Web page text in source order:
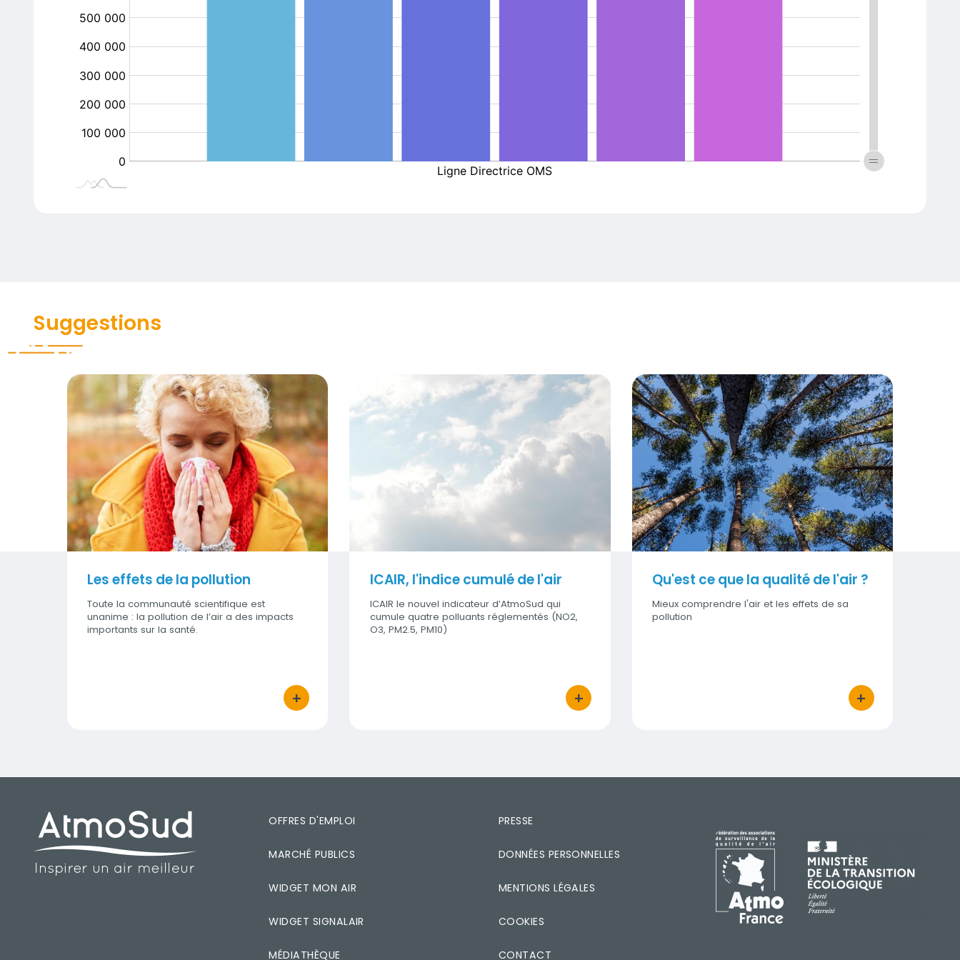
Suggestions
Les effets de la pollution
Visuel
Les effets de la pollution
Toute la communauté scientifique est
unanime : la pollution de l’air a des impacts
importants sur la santé.
+
bouton d'actions
ICAIR, l'indice cumulé de l'air
Visuel
ICAIR, l'indice cumulé de l'air
ICAIR le nouvel indicateur d’AtmoSud qui
cumule quatre polluants réglementés (NO2,
O3, PM2.5, PM10)
+
bouton d'actions
Qu'est ce que la qualité de l'air ?
Visuel
Qu'est ce que la qualité de l'air ?
Mieux comprendre l'air et les effets de sa
pollution
+
bouton d'actions
PIED DE PAGE OFFRES D'EMPLOI
MARCHÉ PUBLICS
WIDGET MON AIR
WIDGET SIGNALAIR
MÉDIATHÈQUE
PRESSE
DONNÉES PERSONNELLES
MENTIONS LÉGALES
COOKIES
CONTACT
IMAGE IMAGE